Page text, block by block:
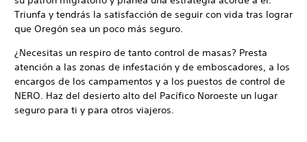
Triunfa y tendrás la satisfacción de seguir con vida tras lograr
que Oregón sea un poco más seguro.
¿Necesitas un respiro de tanto control de masas? Presta
atención a las zonas de infestación y de emboscadores, a los
encargos de los campamentos y a los puestos de control de
NERO. Haz del desierto alto del Pacífico Noroeste un lugar
seguro para ti y para otros viajeros.